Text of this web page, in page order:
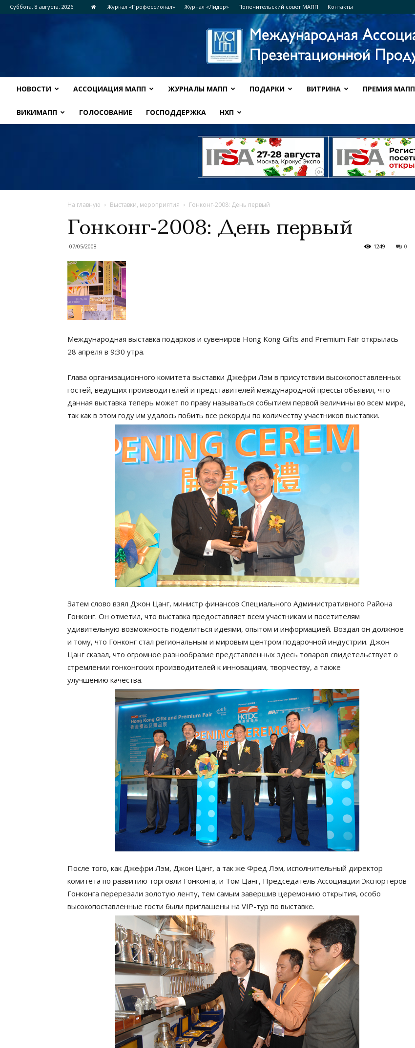
Суббота, 8 августа, 2026 Журнал «Профессионал» Журнал «Лидер» Попечительский совет МАПП Контакты
НОВОСТИ АССОЦИАЦИЯ МАПП ЖУРНАЛЫ МАПП ПОДАРКИ ВИТРИНА ПРЕМИЯ МАПП
ВИКИМАПП ГОЛОСОВАНИЕ ГОСПОДДЕРЖКА НХП
На главную Выставки, мероприятия Гонконг-2008: День первый
Гонконг-2008: День первый
07/05/2008 0
1249
Международная выставка подарков и сувениров Hong Kong Gifts and Premium Fair открылась
28 апреля в 9:30 утра.
Глава организационного комитета выставки Джефри Лэм в присутствии высокопоставленных
гостей, ведущих производителей и представителей международной прессы объявил, что
данная выставка теперь может по праву называться событием первой величины во всем мире,
так как в этом году им удалось побить все рекорды по количеству участников выставки.
Затем слово взял Джон Цанг, министр финансов Специального Административного Района
Гонконг. Он отметил, что выставка предоставляет всем участникам и посетителям
удивительную возможность поделиться идеями, опытом и информацией. Воздал он должное
и тому, что Гонконг стал региональным и мировым центром подарочной индустрии. Джон
Цанг сказал, что огромное разнообразие представленных здесь товаров свидетельствует о
стремлении гонконгских производителей к инновациям, творчеству, а также
улучшению качества.
После того, как Джефри Лэм, Джон Цанг, а так же Фред Лэм, исполнительный директор
комитета по развитию торговли Гонконга, и Том Цанг, Председатель Ассоциации Экспортеров
Гонконга перерезали золотую ленту, тем самым завершив церемонию открытия, особо
высокопоставленные гости были приглашены на VIP-тур по выставке.